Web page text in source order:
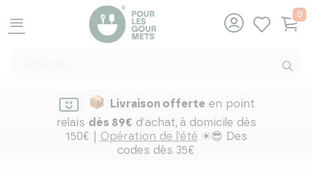
menu
0
Livraison offerte en point
relais dès 89€ d'achat, à domicile dès
150€ | Opération de l'été ☀😎 Des
codes dès 35€